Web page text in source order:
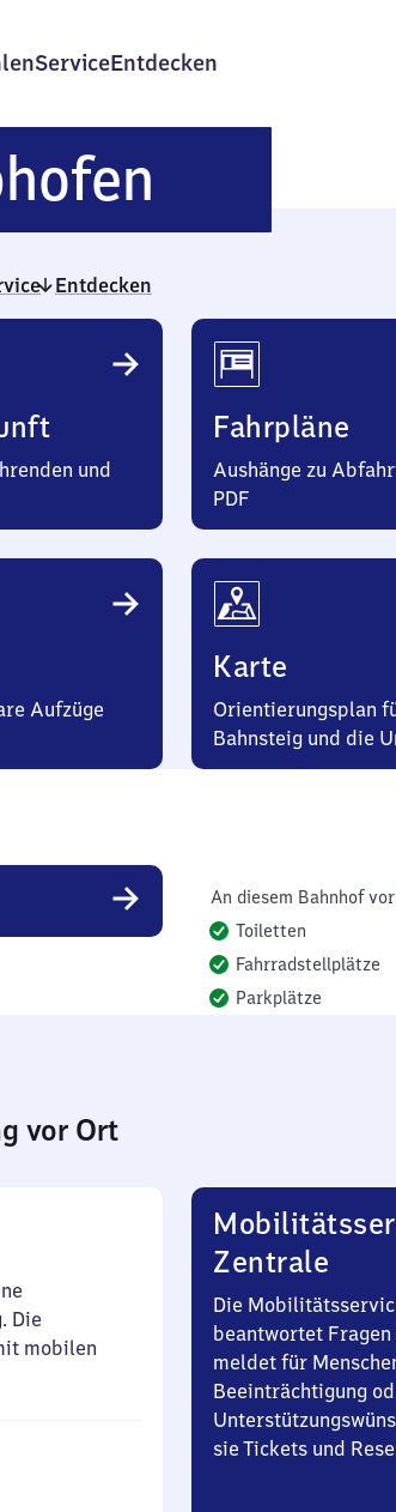
ServiceEntdecken
Entdecken
und
Fahrpläne
Aushänge zu
PDF
Aufzüge
Karte
Orientierungsplan
Bahnsteig und die
An diesem Bahnhof
Toiletten
Fahrradstellplätze
Parkplätze
vor Ort
Die
mobilen
Zentrale
Die
beantwortet
meldet für
Beeinträchtigung
sie Tickets und